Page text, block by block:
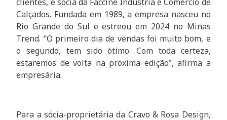
Calçados. Fundada em 1989, a empresa nasceu no
Rio Grande do Sul e estreou em 2024 no Minas
Trend. ‘’O primeiro dia de vendas foi muito bom, e
o segundo, tem sido ótimo. Com toda certeza,
estaremos de volta na próxima edição’’, afirma a
empresária.
Para a sócia-proprietária da Cravo & Rosa Design,